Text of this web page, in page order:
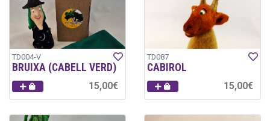
TD004-V
BRUIXA (CABELL VERD)
15,00€
TD087
CABIROL
15,00€